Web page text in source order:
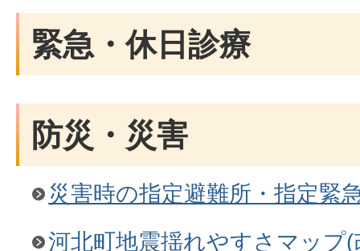
緊急・休日診療
防災・災害
災害時の指定避難所・指定緊
河北町地震揺れやすさマップ(